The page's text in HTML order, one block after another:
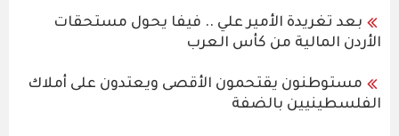
بعد تغريدة الأمير علي .. فيفا يحول مستحقات
الأردن المالية من كأس العرب
مستوطنون يقتحمون الأقصى ويعتدون على أملاك
الفلسطينيين بالضفة